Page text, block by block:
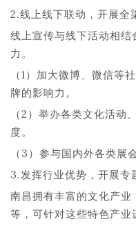
2.线上线下联动，开展全
线上宣传与线下活动相
力。
（1）加大微博、微信等
牌的影响力。
（2）举办各类文化活动
度。
（3）参与国内外各类展
3.发挥行业优势，开展专
南昌拥有丰富的文化产业
等，可针对这些特色产业